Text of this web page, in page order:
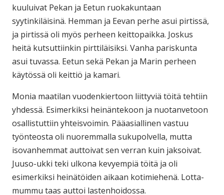
kuuluivat Pekan ja Eetun ruokakuntaan
syytinkiläisinä. Hemman ja Eevan perhe asui pirtissä,
ja pirtissä oli myös perheen keittopaikka. Joskus
heitä kutsuttiinkin pirttiläisiksi. Vanha pariskunta
asui tuvassa. Eetun sekä Pekan ja Marin perheen
käytössä oli keittiö ja kamari.
Monia maatilan vuodenkiertoon liittyviä töitä tehtiin
yhdessä. Esimerkiksi heinäntekoon ja nuotanvetoon
osallistuttiin yhteisvoimin. Pääasiallinen vastuu
työnteosta oli nuoremmalla sukupolvella, mutta
isovanhemmat auttoivat sen verran kuin jaksoivat.
Juuso-ukki teki ulkona kevyempiä töitä ja oli
esimerkiksi heinätöiden aikaan kotimiehenä. Lotta-
mummu taas auttoi lastenhoidossa.